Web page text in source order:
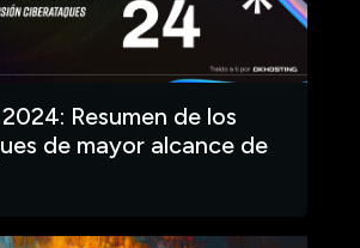
Resumen de los
de mayor alcance de